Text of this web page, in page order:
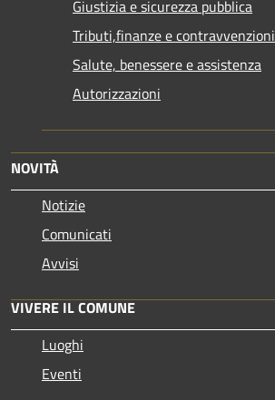
Giustizia e sicurezza pubblica
Tributi,finanze e contravvenzioni
Salute, benessere e assistenza
Autorizzazioni
NOVITÀ
Notizie
Comunicati
Avvisi
VIVERE IL COMUNE
Luoghi
Eventi